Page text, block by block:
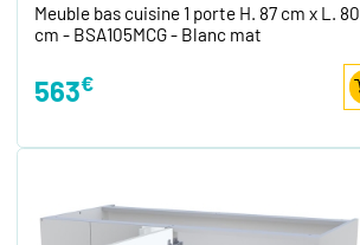
Meuble bas cuisine 1 porte H. 87 cm x L. 80
cm - BSA105MCG - Blanc mat
563€